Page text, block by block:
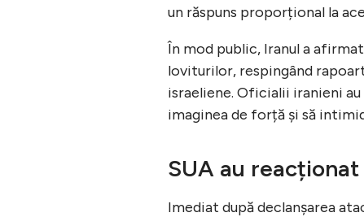
un răspuns proporțional la
În mod public, Iranul a
loviturilor, respingând
israeliene. Oficialii iranieni
imaginea de forță și să
SUA au
Imediat după declanșarea